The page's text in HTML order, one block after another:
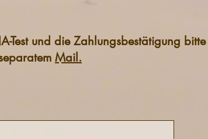
Test und die Zahlungsbestätigung bitte
Mail.